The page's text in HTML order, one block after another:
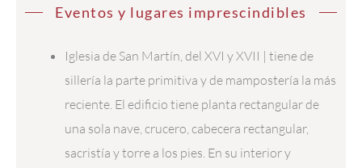
Eventos y lugares imprescindibles
Iglesia de San Martín, del XVI y XVII | tiene de
sillería la parte primitiva y de mampostería la más
reciente. El edificio tiene planta rectangular de
una sola nave, crucero, cabecera rectangular,
sacristía y torre a los pies. En su interior y